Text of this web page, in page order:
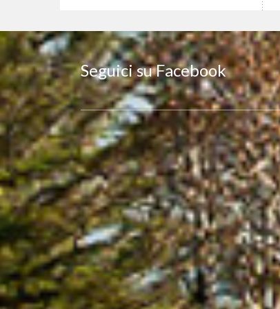
Seguici su Facebook